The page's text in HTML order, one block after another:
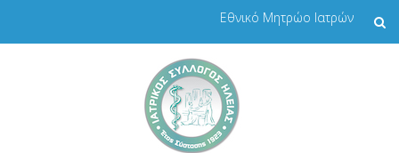
Εθνικό Μητρώο Ιατρών